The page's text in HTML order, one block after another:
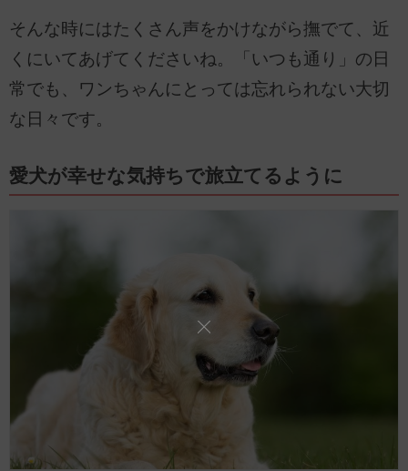
そんな時にはたくさん声をかけながら撫でて、近
くにいてあげてくださいね。「いつも通り」の日
常でも、ワンちゃんにとっては忘れられない大切
な日々です。
愛犬が幸せな気持ちで旅立てるように